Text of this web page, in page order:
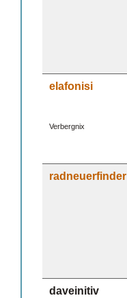
elafonisi
Verbergnix
radneuerfinder
daveinitiv